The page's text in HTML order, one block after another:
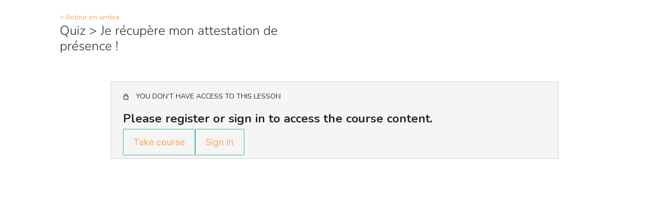
< Retour en arrière
Quiz > Je récupère mon attestation de
présence !
YOU DON’T HAVE ACCESS TO THIS LESSON
Please register or sign in to access the course content.
Take course Sign in